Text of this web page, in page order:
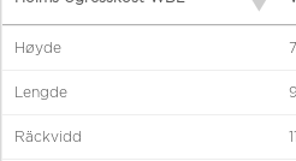
Høyde
Lengde
Räckvidd